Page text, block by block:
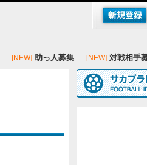
[NEW] 助っ人募集 [NEW] 対戦相手